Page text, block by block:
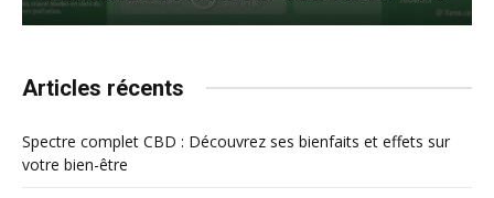
Articles récents
Spectre complet CBD : Découvrez ses bienfaits et effets sur
votre bien-être